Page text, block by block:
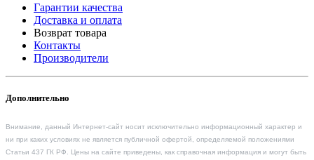
Гарантии качества
Доставка и оплата
Возврат товара
Контакты
Производители
Дополнительно
Внимание, данный Интернет-сайт носит исключительно информационный характер и
ни при каких условиях не является публичной офертой, определяемой положениями
Статьи 437 ГК РФ. Цены на сайте приведены, как справочная информация и могут быть